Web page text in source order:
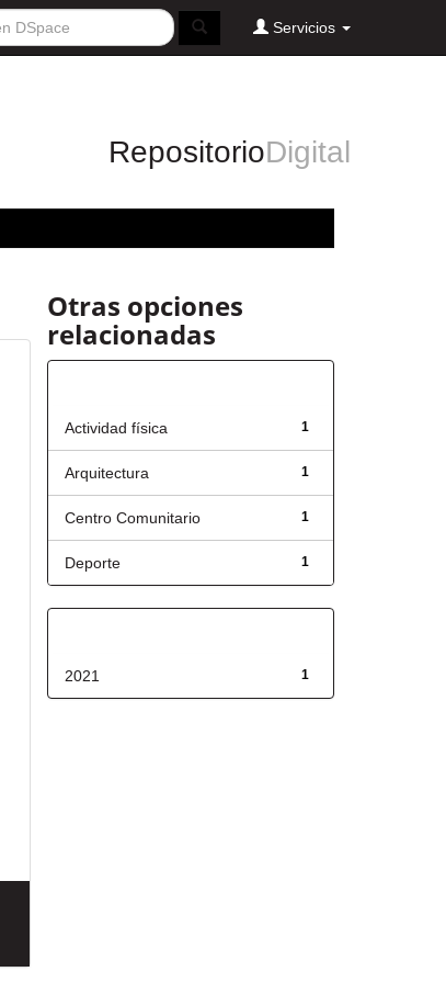
Servicios
RepositorioDigital
Otras opciones
relacionadas
1
Actividad física
1
Arquitectura
1
Centro Comunitario
1
Deporte
1
2021